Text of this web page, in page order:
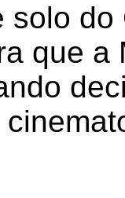
solo
que